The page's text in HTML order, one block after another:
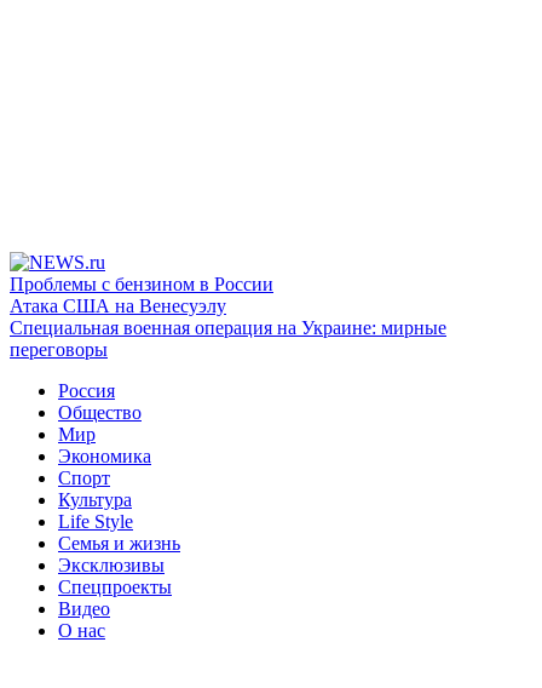
Проблемы с бензином в России
Атака США на Венесуэлу
Специальная военная операция на Украине: мирные
переговоры
Россия
Общество
Мир
Экономика
Спорт
Культура
Life Style
Семья и жизнь
Эксклюзивы
Спецпроекты
Видео
О нас